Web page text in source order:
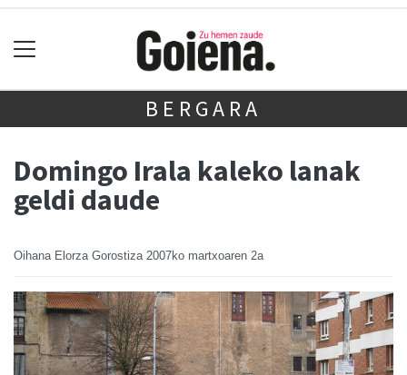
BERGARA
Domingo Irala kaleko lanak
geldi daude
Oihana Elorza Gorostiza 2007ko martxoaren 2a